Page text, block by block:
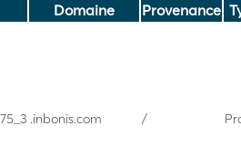
Domaine Provenance
.inbonis.com /